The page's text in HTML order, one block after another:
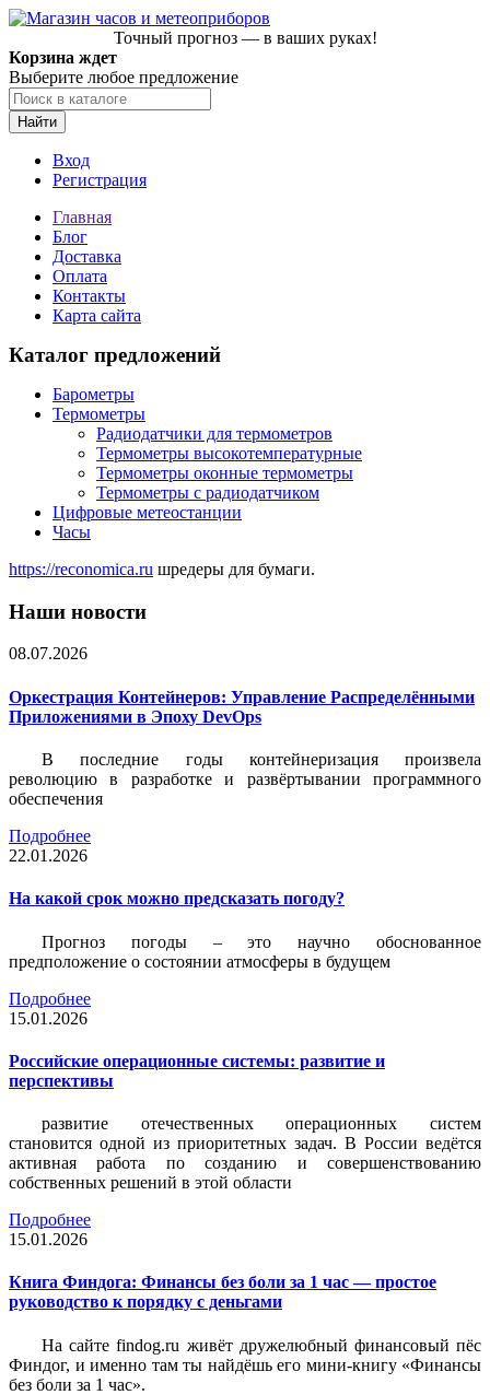
Точный прогноз — в ваших руках!
Корзина ждет
Выберите любое предложение
Найти
Вход
Регистрация
Главная
Блог
Доставка
Оплата
Контакты
Карта сайта
Каталог предложений
Барометры
Термометры
Радиодатчики для термометров
Термометры высокотемпературные
Термометры оконные термометры
Термометры с радиодатчиком
Цифровые метеостанции
Часы
https://reconomica.ru шредеры для бумаги.
Наши новости
08.07.2026
Оркестрация Контейнеров: Управление Распределёнными
Приложениями в Эпоху DevOps
В последние годы контейнеризация произвела
революцию в разработке и развёртывании программного
обеспечения
Подробнее
22.01.2026
На какой срок можно предсказать погоду?
Прогноз погоды – это научно обоснованное
предположение о состоянии атмосферы в будущем
Подробнее
15.01.2026
Российские операционные системы: развитие и
перспективы
развитие отечественных операционных систем
становится одной из приоритетных задач. В России ведётся
активная работа по созданию и совершенствованию
собственных решений в этой области
Подробнее
15.01.2026
Книга Финдога: Финансы без боли за 1 час — простое
руководство к порядку с деньгами
На сайте findog.ru живёт дружелюбный финансовый пёс
Финдог, и именно там ты найдёшь его мини‑книгу «Финансы
без боли за 1 час».